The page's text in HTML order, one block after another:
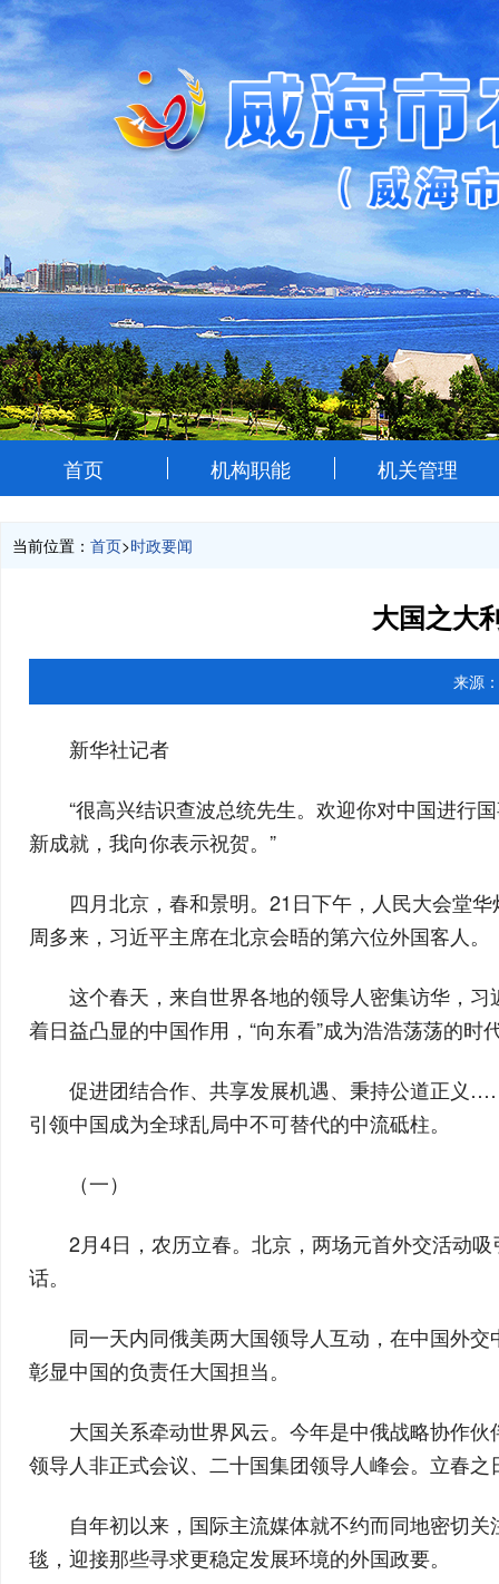
首页 机构职能 机关管理
当前位置： 首页>时政要闻
大国之大
来源：
新华社记者
“很高兴结识查波总统先生。欢迎你对中国进行
新成就，我向你表示祝贺。”
四月北京，春和景明。21日下午，人民大会堂
周多来，习近平主席在北京会晤的第六位外国客人。
这个春天，来自世界各地的领导人密集访华，
着日益凸显的中国作用，“向东看”成为浩浩荡荡的时
促进团结合作、共享发展机遇、秉持公道正义
引领中国成为全球乱局中不可替代的中流砥柱。
（一）
2月4日，农历立春。北京，两场元首外交活动
话。
同一天内同俄美两大国领导人互动，在中国外
彰显中国的负责任大国担当。
大国关系牵动世界风云。今年是中俄战略协作
领导人非正式会议、二十国集团领导人峰会。立春
自年初以来，国际主流媒体就不约而同地密切
毯，迎接那些寻求更稳定发展环境的外国政要。